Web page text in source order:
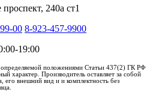
240а ст1
00 8-923-457-9900
19:00
определяемой положениями Статьи 437(2) ГК РФ
характер. Производитель оставляет за собой
его внешний вид и и комплектность без